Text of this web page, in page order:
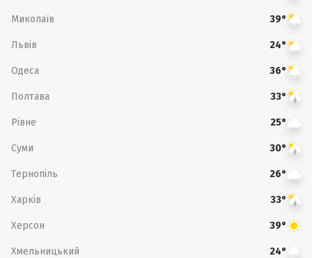
Миколаїв 39°
Львів 24°
Одеса 36°
Полтава 33°
Рівне 25°
Суми 30°
Тернопіль 26°
Харків 33°
Херсон 39°
Хмельницький 24°